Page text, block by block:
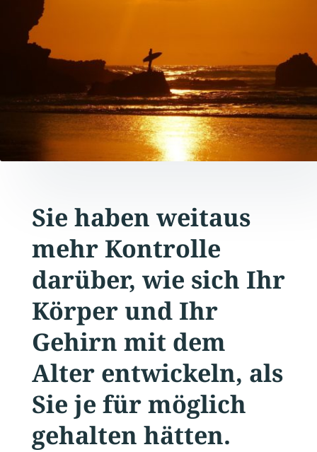
Sie haben weitaus
mehr Kontrolle
darüber, wie sich Ihr
Körper und Ihr
Gehirn mit dem
Alter entwickeln, als
Sie je für möglich
gehalten hätten.